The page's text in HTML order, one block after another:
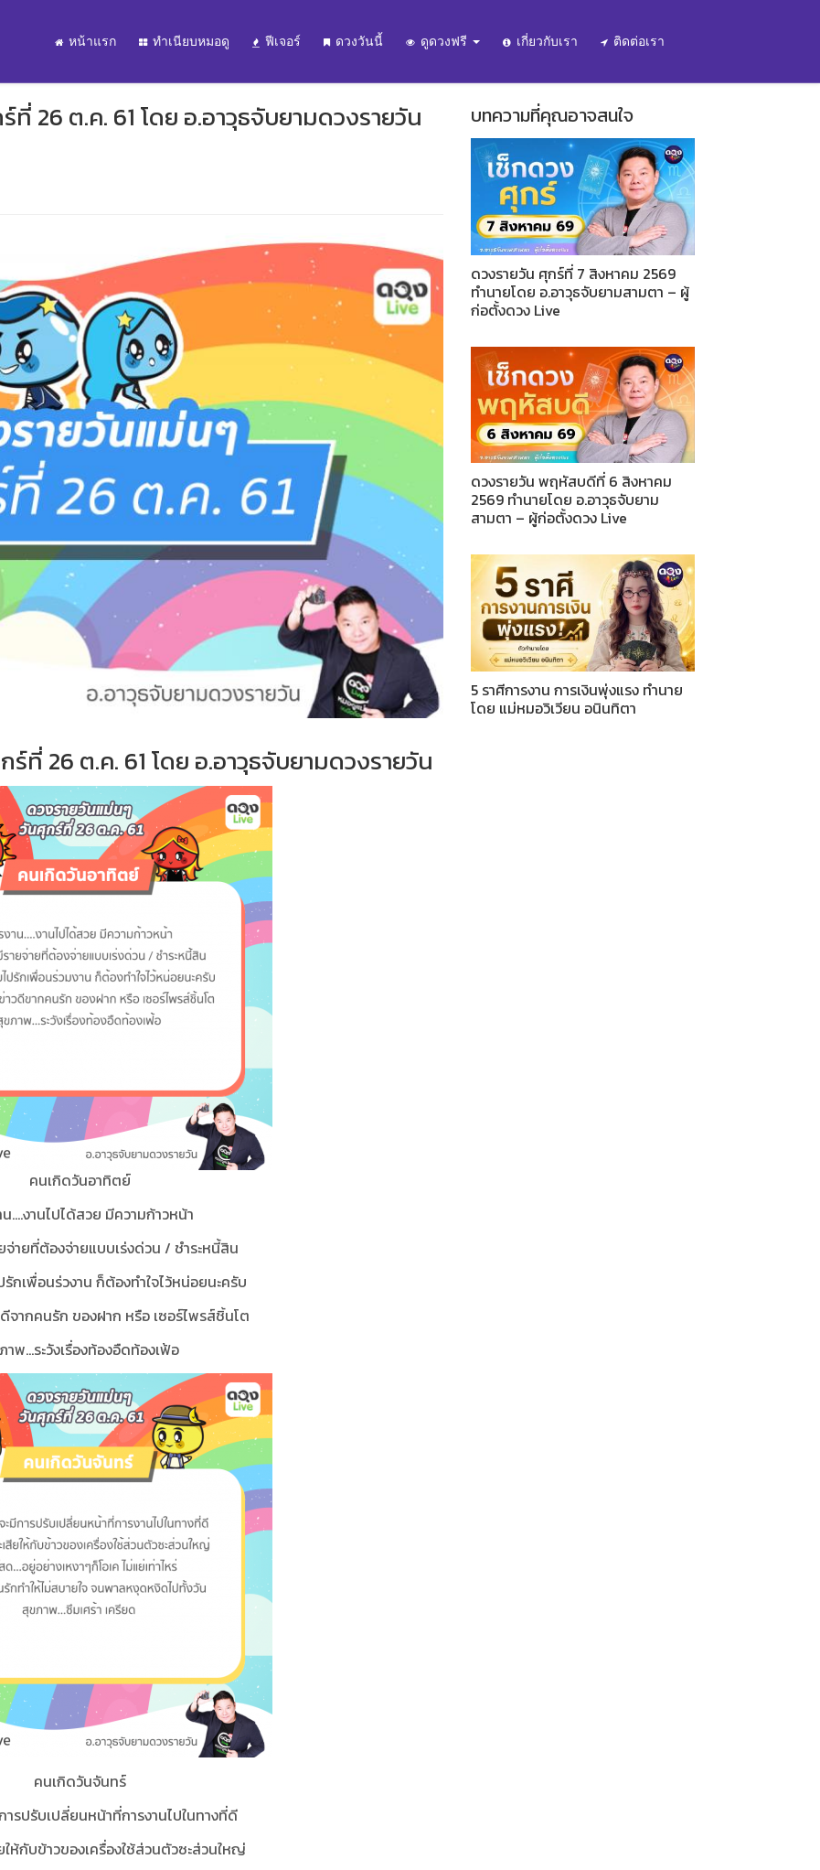
หน้าแรก ทำเนียบหมอดู ฟีเจอร์ ดวงวันนี้ ดูดวงฟรี เกี่ยวกับเรา ติดต่อเรา
26 ต.ค. 61 โดย อ.อาวุธจับยามดวงรายวัน
ที่ 26 ต.ค. 61 โดย อ.อาวุธจับยามดวงรายวัน
คนเกิดวันอาทิตย์
น....งานไปได้สวย มีความก้าวหน้า
จ่ายที่ต้องจ่ายแบบเร่งด่วน / ชำระหนี้สิน
กเพื่อนร่วงาน ก็ต้องทำใจไว้หน่อยนะครับ
จากคนรัก ของฝาก หรือ เซอร์ไพรส์ชิ้นโต
าพ...ระวังเรื่องท้องอืดท้องเฟ้อ
คนเกิดวันจันทร์
ารปรับเปลี่ยนหน้าที่การงานไปในทางที่ดี
ยให้กับข้าวของเครื่องใช้ส่วนตัวซะส่วนใหญ่
บทความที่คุณอาจสนใจ
ดวงรายวัน ศุกร์ที่ 7 สิงหาคม 2569
ทำนายโดย อ.อาวุธจับยามสามตา – ผู้
ก่อตั้งดวง Live
ดวงรายวัน พฤหัสบดีที่ 6 สิงหาคม
2569 ทำนายโดย อ.อาวุธจับยาม
สามตา – ผู้ก่อตั้งดวง Live
5 ราศีการงาน การเงินพุ่งแรง ทำนาย
โดย แม่หมอวิเวียน อนินทิตา